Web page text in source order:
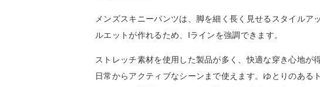
メンズスキニーパンツは、脚を細く長く見せるスタイル
ルエットが作れるため、Iラインを強調できます。
ストレッチ素材を使用した製品が多く、快適な穿き心地が
日常からアクティブなシーンまで使えます。ゆとりのあ